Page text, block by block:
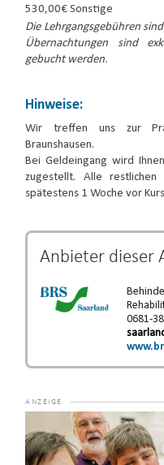
530,00€ Sonstige
Die Lehrgangsgebühren
Übernachtungen sind
gebucht werden.
Hinweise:
Wir treffen uns zur
Braunshausen.
Bei Geldeingang wird
zugestellt. Alle restlichen
spätestens 1 Woche vor
Anbieter dieser
0681-
Player